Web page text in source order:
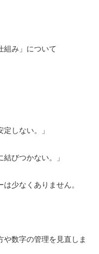
組み」について
しない。」
びつかない。」
少なくありません。
数字の管理を見直しま